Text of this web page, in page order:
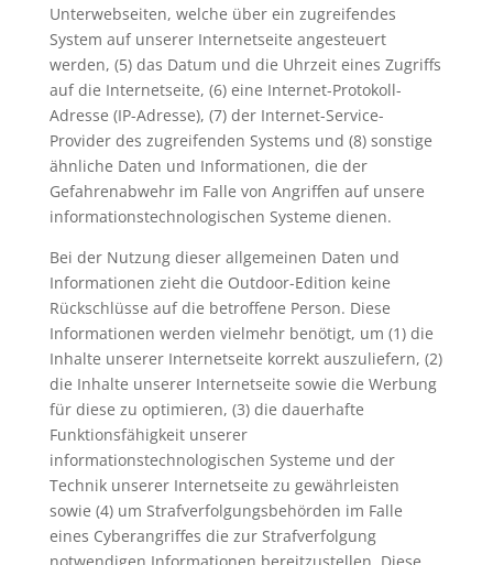
Unterwebseiten, welche über ein zugreifendes
System auf unserer Internetseite angesteuert
werden, (5) das Datum und die Uhrzeit eines Zugriffs
auf die Internetseite, (6) eine Internet-Protokoll-
Adresse (IP-Adresse), (7) der Internet-Service-
Provider des zugreifenden Systems und (8) sonstige
ähnliche Daten und Informationen, die der
Gefahrenabwehr im Falle von Angriffen auf unsere
informationstechnologischen Systeme dienen.
Bei der Nutzung dieser allgemeinen Daten und
Informationen zieht die Outdoor-Edition keine
Rückschlüsse auf die betroffene Person. Diese
Informationen werden vielmehr benötigt, um (1) die
Inhalte unserer Internetseite korrekt auszuliefern, (2)
die Inhalte unserer Internetseite sowie die Werbung
für diese zu optimieren, (3) die dauerhafte
Funktionsfähigkeit unserer
informationstechnologischen Systeme und der
Technik unserer Internetseite zu gewährleisten
sowie (4) um Strafverfolgungsbehörden im Falle
eines Cyberangriffes die zur Strafverfolgung